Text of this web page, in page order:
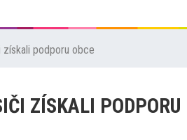
získali podporu obce
ZÍSKALI PODPORU